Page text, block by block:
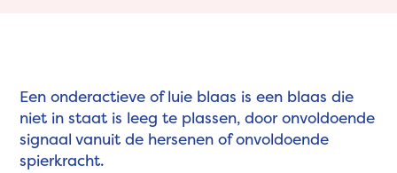
Een onderactieve of luie blaas is een blaas die
niet in staat is leeg te plassen, door onvoldoende
signaal vanuit de hersenen of onvoldoende
spierkracht.